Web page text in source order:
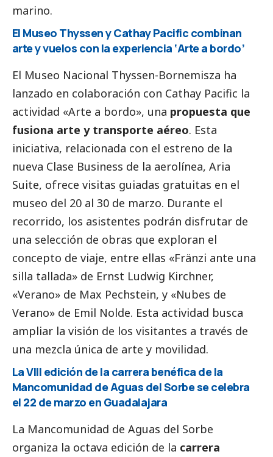
marino.
El Museo Thyssen y Cathay Pacific combinan
arte y vuelos con la experiencia ‘Arte a bordo’
El Museo Nacional Thyssen-Bornemisza ha
lanzado en colaboración con Cathay Pacific la
actividad «Arte a bordo», una propuesta que
fusiona arte y transporte aéreo. Esta
iniciativa, relacionada con el estreno de la
nueva Clase Business de la aerolínea, Aria
Suite, ofrece visitas guiadas gratuitas en el
museo del 20 al 30 de marzo. Durante el
recorrido, los asistentes podrán disfrutar de
una selección de obras que exploran el
concepto de viaje, entre ellas «Fränzi ante una
silla tallada» de Ernst Ludwig Kirchner,
«Verano» de Max Pechstein, y «Nubes de
Verano» de Emil Nolde. Esta actividad busca
ampliar la visión de los visitantes a través de
una mezcla única de arte y movilidad.
La VIII edición de la carrera benéfica de la
Mancomunidad de Aguas del Sorbe se celebra
el 22 de marzo en Guadalajara
La Mancomunidad de Aguas del Sorbe
organiza la octava edición de la carrera